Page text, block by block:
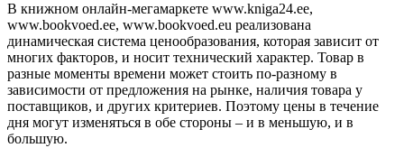
В книжном онлайн-мегамаркете www.kniga24.ee,
www.bookvoed.ee, www.bookvoed.eu реализована
динамическая система ценообразования, которая зависит от
многих факторов, и носит технический характер. Товар в
разные моменты времени может стоить по-разному в
зависимости от предложения на рынке, наличия товара у
поставщиков, и других критериев. Поэтому цены в течение
дня могут изменяться в обе стороны – и в меньшую, и в
большую.